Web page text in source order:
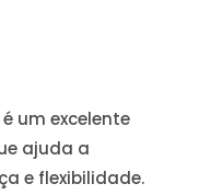
um excelente
ajuda a
e flexibilidade.